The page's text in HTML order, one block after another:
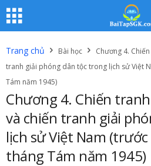
Trang chủ Bài học
Chương 4.
tranh giải phóng dân tộc trong lịch sử Việt
Tám năm 1945)
Chương 4. Chiến
và chiến tranh giải
lịch sử Việt Nam
tháng Tám năm 1945)